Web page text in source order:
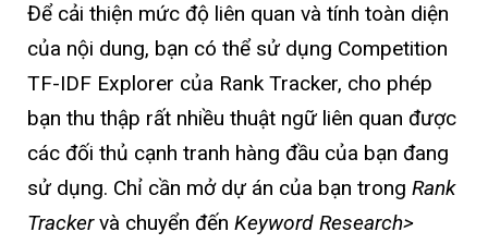
Để cải thiện mức độ liên quan và tính toàn diện
của nội dung, bạn có thể sử dụng Competition
TF-IDF Explorer của Rank Tracker, cho phép
bạn thu thập rất nhiều thuật ngữ liên quan được
các đối thủ cạnh tranh hàng đầu của bạn đang
sử dụng. Chỉ cần mở dự án của bạn trong Rank
Trackervà chuyển đến Keyword Research>